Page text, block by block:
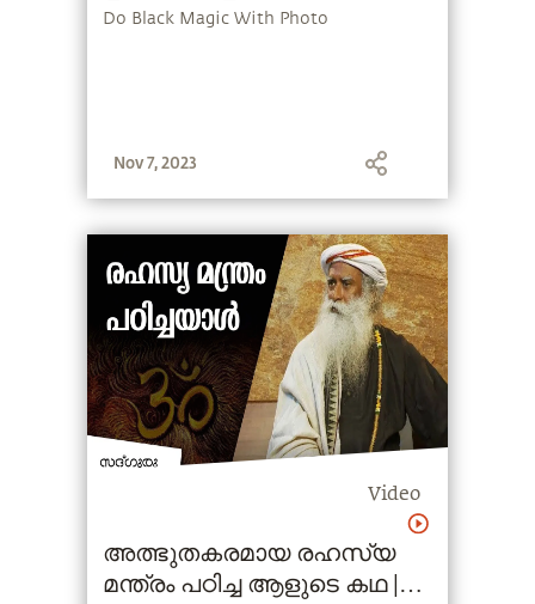
ചെയ്യാനാകുമോ?
Do Black Magic With Photo
Nov 7, 2023
Video
അത്ഭുതകരമായ രഹസ്യ
മന്ത്രം പഠിച്ച ആളുടെ കഥ |